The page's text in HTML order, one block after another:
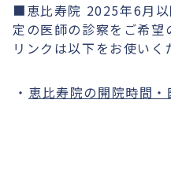
■恵比寿院 2025年6月
定の医師の診察をご希望
リンクは以下をお使いく
恵比寿院の開院時間